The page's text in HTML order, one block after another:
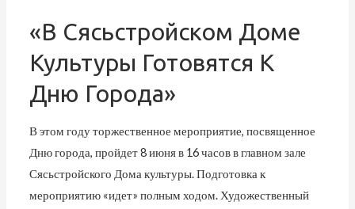
«В Сясьстройском Доме
Культуры Готовятся К
Дню Города»
В этом году торжественное мероприятие, посвященное
Дню города, пройдет 8 июня в 16 часов в главном зале
Сясьстройского Дома культуры. Подготовка к
мероприятию «идет» полным ходом. Художественный